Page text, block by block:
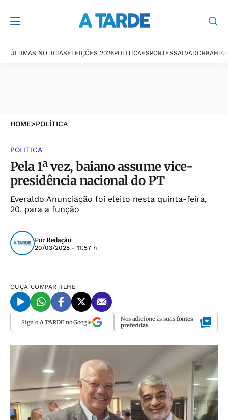
ÚLTIMAS NOTÍCIASELEIÇÕES 2026POLÍTICAESPORTESSALVADORBAHIA
HOME>POLÍTICA
POLÍTICA
Pela 1ª vez, baiano assume vice-
presidência nacional do PT
Everaldo Anunciação foi eleito nesta quinta-feira,
20, para a função
Por Redação
20/03/2025 - 11:57 h
OUÇA COMPARTILHE
Siga o A TARDEno Google Nos adicione às suas fontes
preferidas